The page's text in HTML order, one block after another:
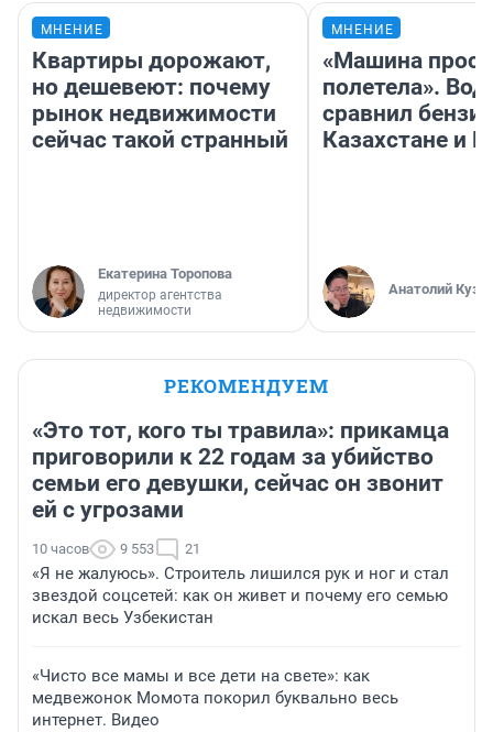
МНЕНИЕ
Квартиры дорожают,
но дешевеют: почему
рынок недвижимости
сейчас такой странный
Екатерина Торопова
директор агентства
недвижимости
МНЕНИЕ
«Машина
полетела».
сравнил
Казахстане и
Анатолий
РЕКОМЕНДУЕМ
«Это тот, кого ты травила»: прикамца
приговорили к 22 годам за убийство
семьи его девушки, сейчас он звонит
ей с угрозами
10 часов 9 553 21
«Я не жалуюсь». Строитель лишился рук и ног и стал
звездой соцсетей: как он живет и почему его семью
искал весь Узбекистан
«Чисто все мамы и все дети на свете»: как
медвежонок Момота покорил буквально весь
интернет. Видео